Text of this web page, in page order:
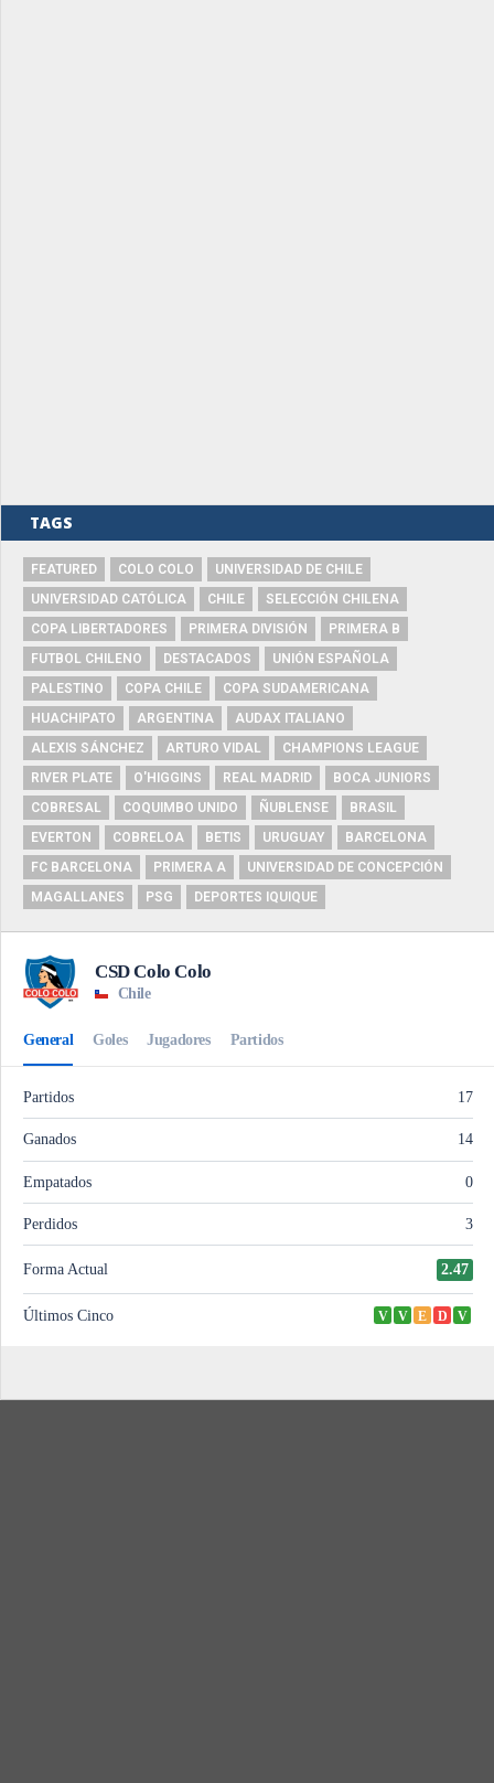
TAGS
FEATURED COLO COLO
UNIVERSIDAD DE CHILE
UNIVERSIDAD CATÓLICA
CHILE
SELECCIÓN CHILENA
COPA LIBERTADORES
PRIMERA DIVISIÓN
PRIMERA B
FUTBOL CHILENO
DESTACADOS
UNIÓN ESPAÑOLA
PALESTINO
COPA CHILE
COPA SUDAMERICANA
HUACHIPATO
ARGENTINA
AUDAX ITALIANO
ALEXIS SÁNCHEZ
ARTURO VIDAL
CHAMPIONS LEAGUE
RIVER PLATE
O'HIGGINS REAL MADRID
BOCA JUNIORS
COBRESAL
COQUIMBO UNIDO ÑUBLENSE
BRASIL
EVERTON
COBRELOA BETIS URUGUAY
BARCELONA
FC BARCELONA
PRIMERA A
UNIVERSIDAD DE CONCEPCIÓN
MAGALLANES
PSG DEPORTES IQUIQUE